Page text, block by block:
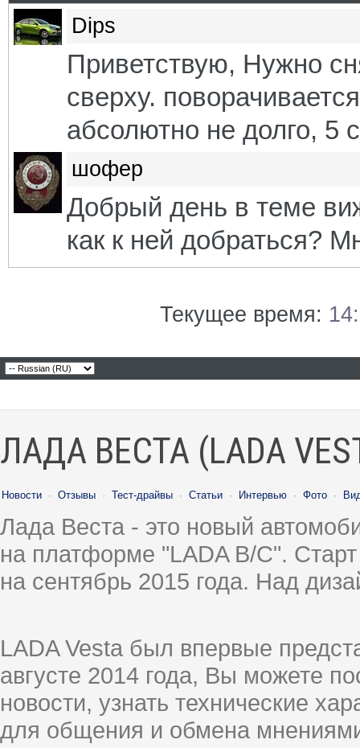
Dips
Приветствую, Нужно
сверху.
абсолютно не долго, 5
шофер
Добрый день в теме
как к ней добраться?
Текущее время:
ЛАДА ВЕСТА (LADA
Новости · Отзывы · Тест-драйвы · Статьи · Интервью · Фото ·
Лада Веста - это новый
на платформе "LADA B/C".
на сентябрь 2015 года. Над
LADA Vesta был впервые
августе 2014 года, Вы можете
новости, узнать технические
для общения и обмена